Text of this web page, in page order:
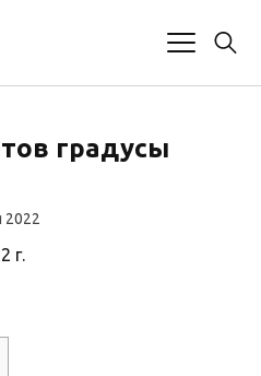
градусы
2022
г.